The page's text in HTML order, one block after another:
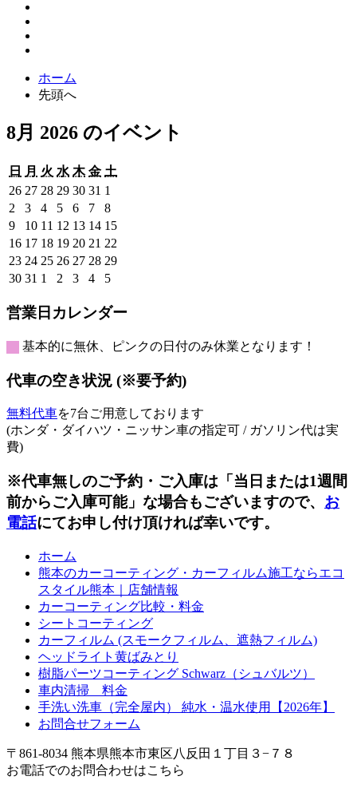
ホーム
先頭へ
8月 2026 のイベント
日
日
曜
日
月 月
曜
日
火 火
曜
日
水 水
曜
日
木木
曜
日
金金
曜
日
土
262026
年
7
月
26
日
272026
年
7
月
27
日
282026
年
7
月
28
日
292026
年
7
月
29
日
302026
年
7
月
30
日
31 2026
年
7
月
31
日
1
8
月
1
日
2 2026
年
8
月
2
日
32026
年
8
月
3
日
42026
年
8
月
4
日
52026
年
8
月
5
日
62026
年
8
月
6
日
72026
年
8
月
7
日
82026
年
8
月
8
日
92026
年
8
月
9
日
102026
年
8
月
10
日
11 2026
年
8
月
11
12 2026
年
8
月
12
132026
年
8
月
13
142026
年
8
月
14
日
152026
8
162026
年
8
16
日
172026
年
8
17
日
182026
年
8
18
日
192026
年
8
19
日
202026
年
20
日
21 2026
年
8
21
日
22
年
232026
年
月
23
日
242026
年
月
24
日
252026
年
月
25
日
262026
年
月
26
日
272026
年
月
27
日
282026
年
月
28
292026
日
302026
8
月
30
日
31 2026
8
月
31
日
1
2026
9
月
1
日
2 2026
9
月
2
日
32026
9
月
3
日
42026
9
月
4
日
52026
9
5
日
営業日カレンダー
基本的に無休、ピンクの日付のみ休業となります！
代車の空き状況 (※要予約)
無料代車を7台ご用意しております
(ホンダ・ダイハツ・ニッサン車の指定可 / ガソリン代は実
費)
※代車無しのご予約・ご入庫は「当日または1週間
前からご入庫可能」な場合もございますので、 お
電話にてお申し付け頂ければ幸いです。
ホーム
熊本のカーコーティング・カーフィルム施工ならエコ
スタイル熊本｜店舗情報
カーコーティング比較・料金
シートコーティング
カーフィルム (スモークフィルム、遮熱フィルム)
ヘッドライト黄ばみとり
樹脂パーツコーティング Schwarz（シュバルツ）
車内清掃 料金
手洗い洗車（完全屋内） 純水・温水使用【2026年】
お問合せフォーム
〒861-8034 熊本県熊本市東区八反田１丁目３−７８
お電話でのお問合わせはこちら